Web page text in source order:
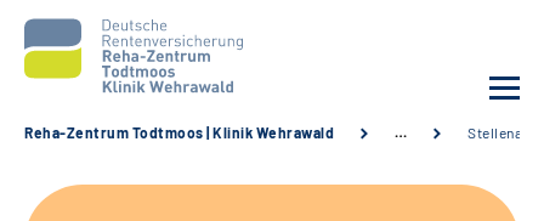
Reha-Zentrum Todtmoos | Klinik Wehrawald …